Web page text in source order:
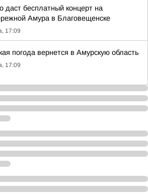
даст бесплатный концерт на
Амура в Благовещенске
17:09
погода вернется в Амурскую область
17:09